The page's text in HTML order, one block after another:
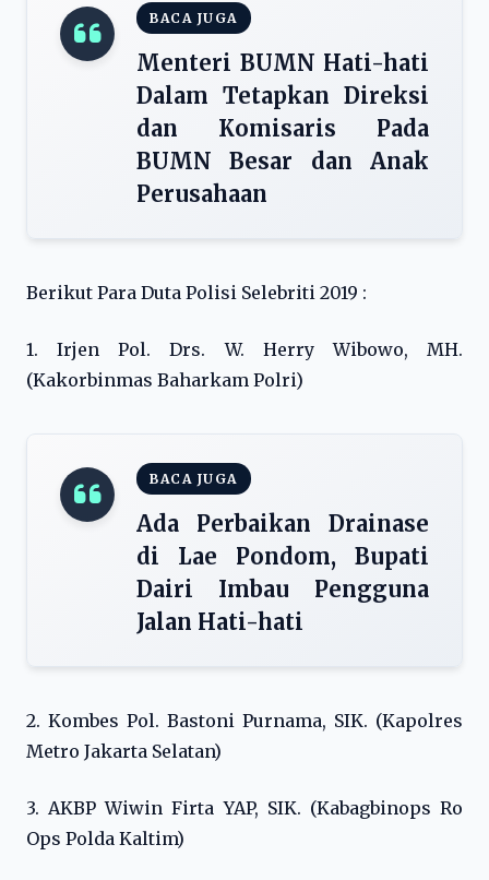
BACA JUGA
Menteri BUMN Hati-hati
Dalam Tetapkan Direksi
dan Komisaris Pada
BUMN Besar dan Anak
Perusahaan
Berikut Para Duta Polisi Selebriti 2019 :
1. Irjen Pol. Drs. W. Herry Wibowo, MH.
(Kakorbinmas Baharkam Polri)
BACA JUGA
Ada Perbaikan Drainase
di Lae Pondom, Bupati
Dairi Imbau Pengguna
Jalan Hati-hati
2. Kombes Pol. Bastoni Purnama, SIK. (Kapolres
Metro Jakarta Selatan)
3. AKBP Wiwin Firta YAP, SIK. (Kabagbinops Ro
Ops Polda Kaltim)